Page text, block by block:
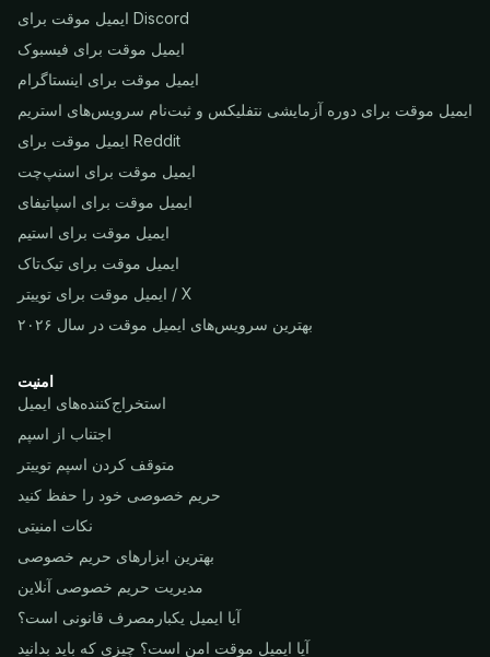
ایمیل موقت برای Discord
ایمیل موقت برای فیسبوک
ایمیل موقت برای اینستاگرام
ایمیل موقت برای دوره آزمایشی نتفلیکس و ثبت‌نام سرویس‌های استریم
ایمیل موقت برای Reddit
ایمیل موقت برای اسنپ‌چت
ایمیل موقت برای اسپاتیفای
ایمیل موقت برای استیم
ایمیل موقت برای تیک‌تاک
ایمیل موقت برای توییتر / X
بهترین سرویس‌های ایمیل موقت در سال ۲۰۲۶
امنیت
استخراج‌کننده‌های ایمیل
اجتناب از اسپم
متوقف کردن اسپم توییتر
حریم خصوصی خود را حفظ کنید
نکات امنیتی
بهترین ابزارهای حریم خصوصی
مدیریت حریم خصوصی آنلاین
آیا ایمیل یکبارمصرف قانونی است؟
آیا ایمیل موقت امن است؟ چیزی که باید بدانید